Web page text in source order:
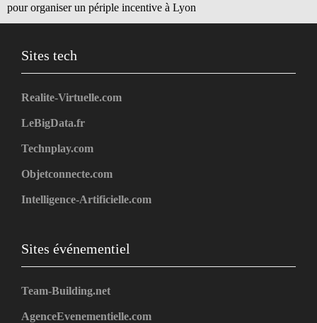
pour organiser un périple incentive à Lyon
Sites tech
Realite-Virtuelle.com
LeBigData.fr
Technplay.com
Objetconnecte.com
Intelligence-Artificielle.com
Sites événementiel
Team-Building.net
AgenceEvenementielle.com